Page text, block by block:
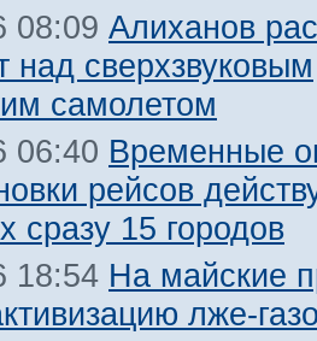
08:09 Алиханов
над сверхзвуковым
самолетом
06:40 Временные
рейсов
сразу 15 городов
18:54 На майские
лже-